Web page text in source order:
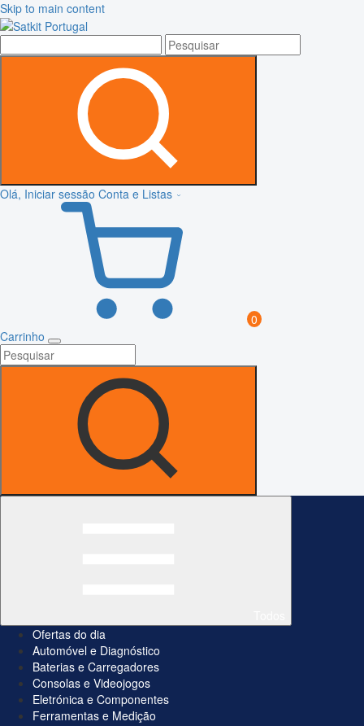
Skip to main content
Olá, Iniciar sessão Conta e Listas
0
Carrinho
Ofertas do dia
Automóvel e Diagnóstico
Baterias e Carregadores
Consolas e Videojogos
Eletrónica e Componentes
Ferramentas e Medição